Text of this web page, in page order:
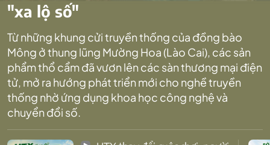
"xa lộ số"
Từ những khung cửi truyền thống của đồng bào
Mông ở thung lũng Mường Hoa (Lào Cai), các sản
phẩm thổ cẩm đã vươn lên các sàn thương mại điện
tử, mở ra hướng phát triển mới cho nghề truyền
thống nhờ ứng dụng khoa học công nghệ và
chuyển đổi số.